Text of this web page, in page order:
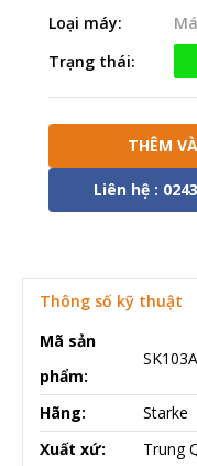
Loại máy:
Trạng thái:
THÊM
Liên hệ :
Thông số kỹ thuật
Mã sản
phẩm:
Hãng:
Starke
Xuất xứ:
Trung